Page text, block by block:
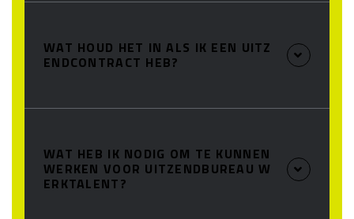
WAT HOUD HET IN ALS IK EEN UITZ
ENDCONTRACT HEB?
WAT HEB IK NODIG OM TE KUNNEN
WERKEN VOOR UITZENDBUREAU W
ERKTALENT?